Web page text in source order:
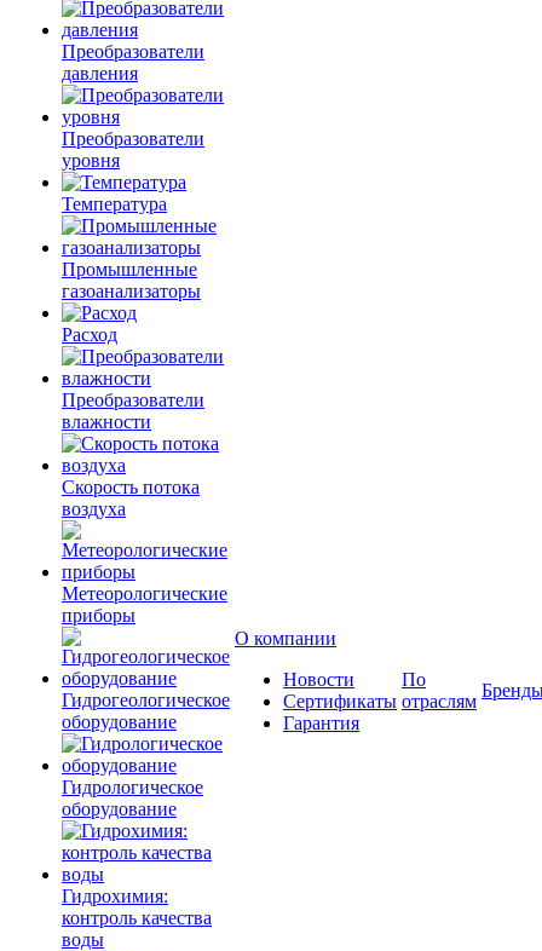
Преобразователи
давления
Преобразователи
уровня
Температура
Промышленные
газоанализаторы
Расход
Преобразователи
влажности
Скорость потока
воздуха
Метеорологические
приборы
Гидрогеологическое
оборудование
Гидрологическое
оборудование
Гидрохимия:
контроль качества
воды
О компании
Новости
Сертификаты
Гарантия
По
отраслям